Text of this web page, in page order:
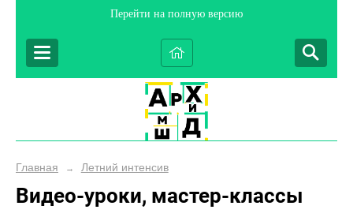
Перейти на полную версию
Главная → Летний интенсив
Видео-уроки, мастер-классы